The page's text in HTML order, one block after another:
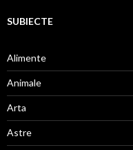
SUBIECTE
Alimente
Animale
Arta
Astre